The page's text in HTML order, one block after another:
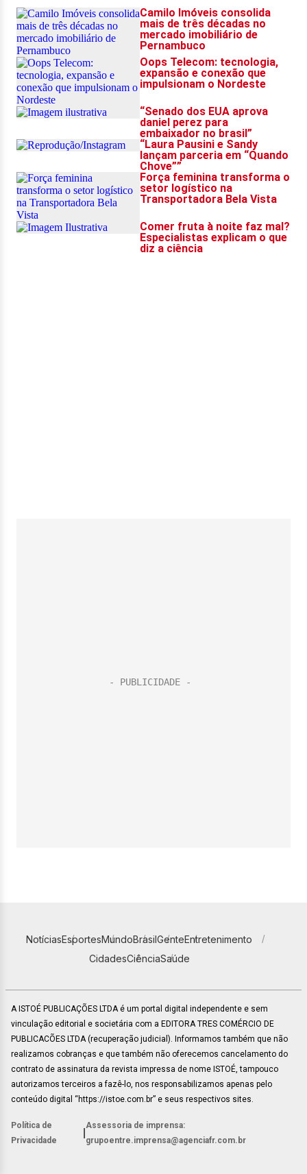
NotíciasEsportesMundoBrasilGenteEntretenimento
CidadesCiênciaSaúde
A ISTOÉ PUBLICAÇÕES LTDA é um portal digital independente e sem
vinculação editorial e societária com a EDITORA TRES COMÉRCIO DE
PUBLICACÕES LTDA (recuperação judicial). Informamos também que não
realizamos cobranças e que também não oferecemos cancelamento do
contrato de assinatura da revista impressa de nome ISTOÉ, tampouco
autorizamos terceiros a fazê-lo, nos responsabilizamos apenas pelo
conteúdo digital “https://istoe.com.br” e seus respectivos sites.
Política de
Privacidade
Assessoria de imprensa:
grupoentre.imprensa@agenciafr.com.br